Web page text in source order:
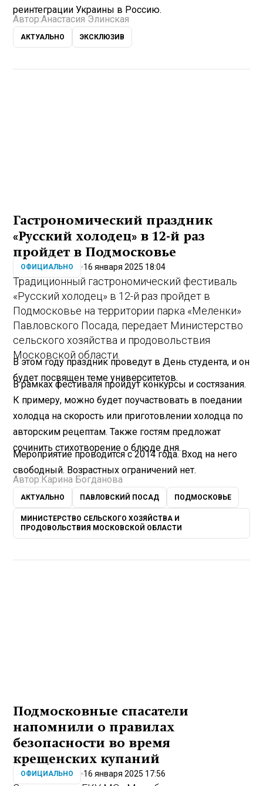
реинтеграции Украины в Россию.
Автор:Анастасия Элинская
АКТУАЛЬНО ЭКСКЛЮЗИВ
Гастрономический праздник
«Русский холодец» в 12-й раз
пройдет в Подмосковье
ОФИЦИАЛЬНО 16 января 2025 18:04
Традиционный гастрономический фестиваль
«Русский холодец» в 12-й раз пройдет в
Подмосковье на территории парка «Меленки»
Павловского Посада, передает Министерство
сельского хозяйства и продовольствия
Московской области.
В этом году праздник проведут в День студента, и он
будет посвящен теме университетов.
В рамках фестиваля пройдут конкурсы и состязания.
К примеру, можно будет поучаствовать в поедании
холодца на скорость или приготовлении холодца по
авторским рецептам. Также гостям предложат
сочинить стихотворение о блюде дня.
Мероприятие проводится с 2014 года. Вход на него
свободный. Возрастных ограничений нет.
Автор: Карина Богданова
АКТУАЛЬНО ПАВЛОВСКИЙ ПОСАД ПОДМОСКОВЬЕ
МИНИСТЕРСТВО СЕЛЬСКОГО ХОЗЯЙСТВА И
ПРОДОВОЛЬСТВИЯ МОСКОВСКОЙ ОБЛАСТИ
Подмосковные спасатели
напомнили о правилах
безопасности во время
крещенских купаний
ОФИЦИАЛЬНО 16 января 2025 17:56